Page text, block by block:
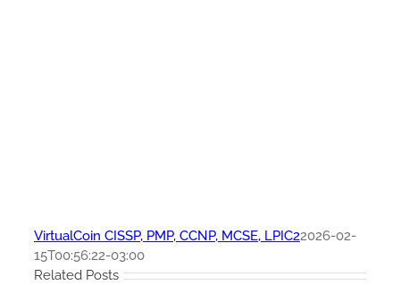
VirtualCoin CISSP, PMP, CCNP, MCSE, LPIC22026-02-
15T00:56:22-03:00
Related Posts